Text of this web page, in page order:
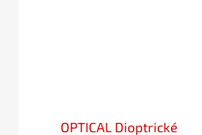
OPTICAL Dioptrické